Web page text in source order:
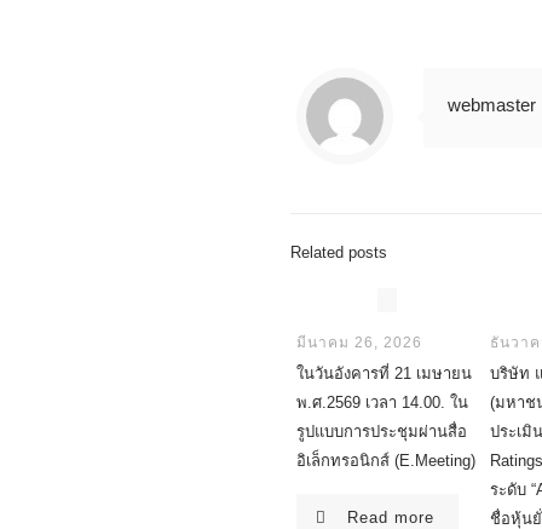
webmaster
Related posts
มีนาคม 26, 2026
ในวันอังคารที่ 21 เมษายน
พ.ศ.2569 เวลา 14.00. ใน
รูปแบบการประชุมผ่านสื่อ
อิเล็กทรอนิกส์ (E.Meeting)
Read more
ธันวา
บริษัท
(มหาช
ประเมิ
ระดับ
ชื่อหุ้นยั่